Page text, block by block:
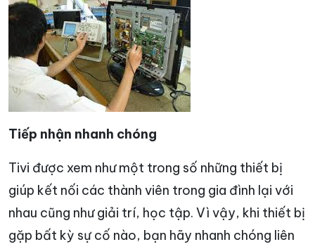
Tiếp nhận nhanh chóng
Tivi được xem như một trong số những thiết bị
giúp kết nối các thành viên trong gia đình lại với
nhau cũng như giải trí, học tập. Vì vậy, khi thiết bị
gặp bất kỳ sự cố nào, bạn hãy nhanh chóng liên